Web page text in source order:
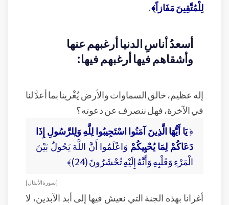
لِلْمُتَّقِينَ مَفَازاً﴾.
أسعدُ أناسِ الدنيا أرغبهم عنها
وأشقاهم فيها أرغبهم فيها:
إله عظيم، خالق السماوات والأرض يُغْرينا بما أعدَّ لنا
في الآخرة، فهل ننصرف عن دعوته؟
﴿يَا أَيُّهَا الَّذِينَ آمَنُوا اسْتَجِيبُوا لِلَّهِ وَلِلرَّسُولِ إِذَا
دَعَاكُمْ لِمَا يُحْيِيكُمْ وَاعْلَمُوا أَنَّ اللَّهَ يَحُولُ بَيْنَ
الْمَرْءِ وَقَلْبِهِ وَأَنَّهُ إِلَيْهِ تُحْشَرُونَ (24)﴾
[ سورة الأنفال ]
أغرانا بهذه الجنة التي نعيش فيها إلى أبد الآبدين، لا